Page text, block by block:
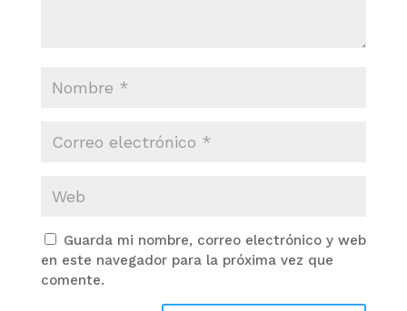
Guarda mi nombre, correo electrónico y web
en este navegador para la próxima vez que
comente.